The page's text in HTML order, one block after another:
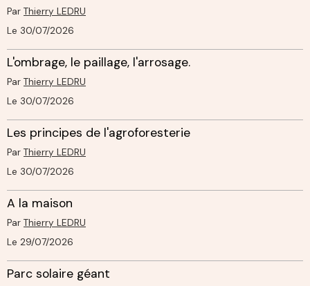
Par Thierry LEDRU
Le 30/07/2026
L'ombrage, le paillage, l'arrosage.
Par Thierry LEDRU
Le 30/07/2026
Les principes de l'agroforesterie
Par Thierry LEDRU
Le 30/07/2026
A la maison
Par Thierry LEDRU
Le 29/07/2026
Parc solaire géant